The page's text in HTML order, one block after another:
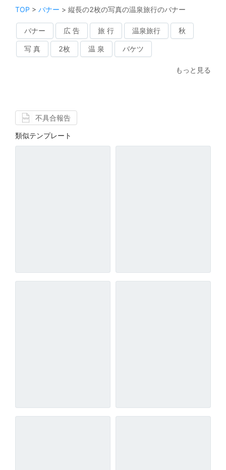
TOP > バナー > 縦長の2枚の写真の温泉旅行のバナー
バナー 広 告 旅 行 温泉旅行 秋
写 真 2枚 温 泉 バケツ
もっと見る
不具合報告
類似テンプレート